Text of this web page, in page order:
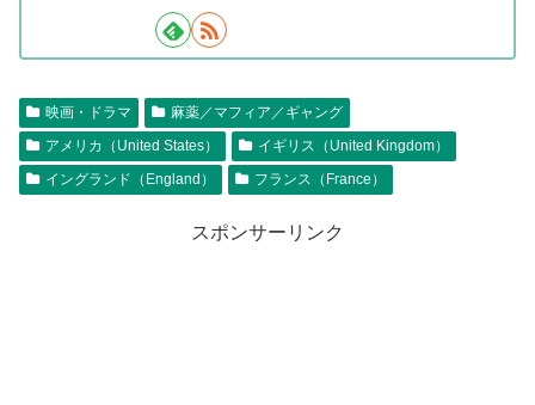
映画・ドラマ
麻薬／マフィア／ギャング
アメリカ（United States）
イギリス（United Kingdom）
イングランド（England）
フランス（France）
スポンサーリンク